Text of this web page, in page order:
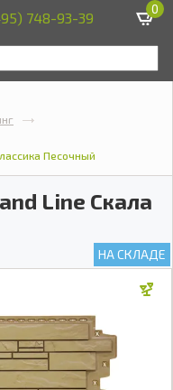
748-93-39 0
Песочный
Line Скала
НА СКЛАДЕ